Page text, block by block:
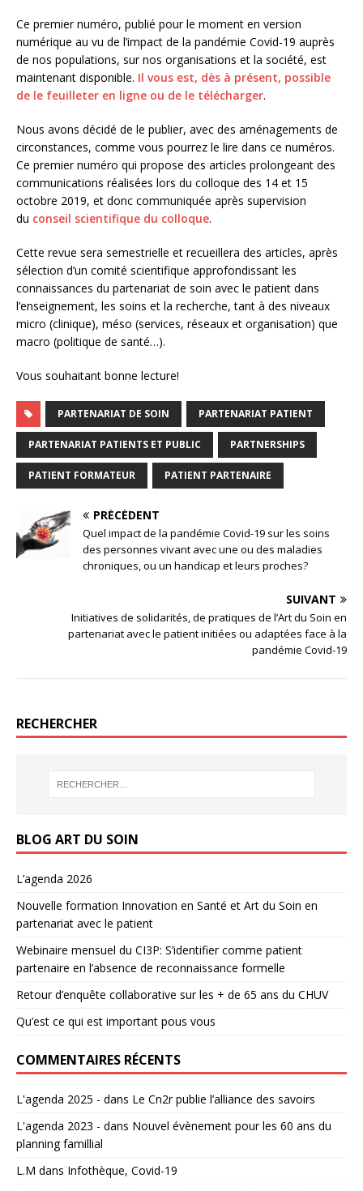
Ce premier numéro, publié pour le moment en version
numérique au vu de l’impact de la pandémie Covid-19 auprès
de nos populations, sur nos organisations et la société, est
maintenant disponible. Il vous est, dès à présent, possible
de le feuilleter en ligne ou de le télécharger.
Nous avons décidé de le publier, avec des aménagements de
circonstances, comme vous pourrez le lire dans ce numéros.
Ce premier numéro qui propose des articles prolongeant des
communications réalisées lors du colloque des 14 et 15
octobre 2019, et donc communiquée après supervision
du conseil scientifique du colloque.
Cette revue sera semestrielle et recueillera des articles, après
sélection d’un comité scientifique approfondissant les
connaissances du partenariat de soin avec le patient dans
l’enseignement, les soins et la recherche, tant à des niveaux
micro (clinique), méso (services, réseaux et organisation) que
macro (politique de santé…).
Vous souhaitant bonne lecture!
PARTENARIAT DE SOIN PARTENARIAT PATIENT
PARTENARIAT PATIENTS ET PUBLIC PARTNERSHIPS
PATIENT FORMATEUR PATIENT PARTENAIRE
PRÉCÉDENT
Quel impact de la pandémie Covid-19 sur les soins
des personnes vivant avec une ou des maladies
chroniques, ou un handicap et leurs proches?
SUIVANT
Initiatives de solidarités, de pratiques de l’Art du Soin en
partenariat avec le patient initiées ou adaptées face à la
pandémie Covid-19
RECHERCHER
BLOG ART DU SOIN
L’agenda 2026
Nouvelle formation Innovation en Santé et Art du Soin en
partenariat avec le patient
Webinaire mensuel du CI3P: S’identifier comme patient
partenaire en l’absence de reconnaissance formelle
Retour d’enquête collaborative sur les + de 65 ans du CHUV
Qu’est ce qui est important pous vous
COMMENTAIRES RÉCENTS
L'agenda 2025 - dans Le Cn2r publie l’alliance des savoirs
L'agenda 2023 - dans Nouvel évènement pour les 60 ans du
planning famillial
L.M dans Infothèque, Covid-19